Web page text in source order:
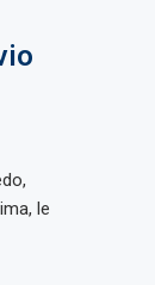
le